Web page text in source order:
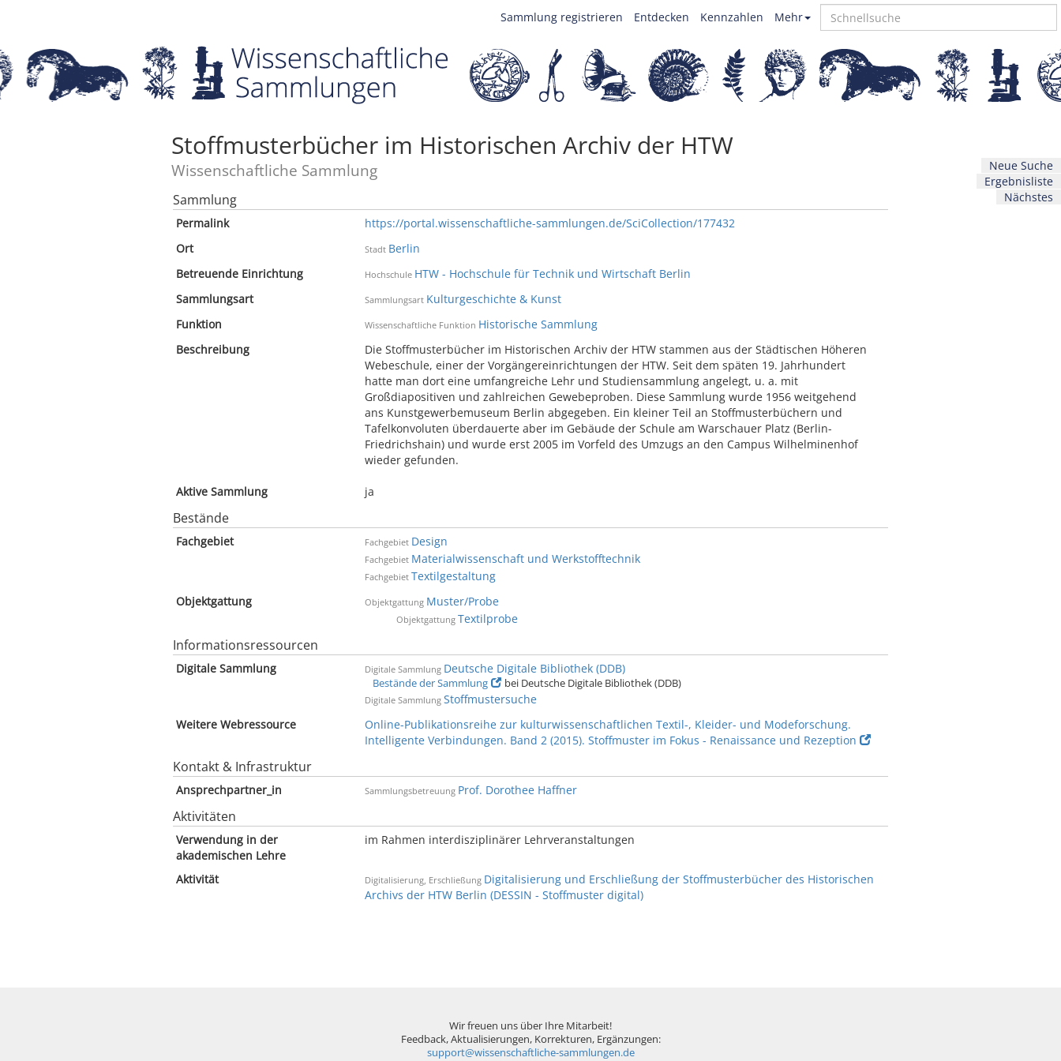
Mehr
Kennzahlen
Entdecken
Sammlung registrieren
Neue Suche
Ergebnisliste
Nächstes
Stoffmusterbücher im Historischen Archiv der HTW
Wissenschaftliche Sammlung
Sammlung
Permalink
https://portal.wissenschaftliche-sammlungen.de/SciCollection/177432
Ort
Stadt Berlin
Betreuende Einrichtung
Hochschule HTW - Hochschule für Technik und Wirtschaft Berlin
Sammlungsart
Sammlungsart Kulturgeschichte & Kunst
Funktion
Wissenschaftliche Funktion Historische Sammlung
Beschreibung
Die Stoffmusterbücher im Historischen Archiv der HTW stammen aus der Städtischen Höheren
Webeschule, einer der Vorgängereinrichtungen der HTW. Seit dem späten 19. Jahrhundert
hatte man dort eine umfangreiche Lehr und Studiensammlung angelegt, u. a. mit
Großdiapositiven und zahlreichen Gewebeproben. Diese Sammlung wurde 1956 weitgehend
ans Kunstgewerbemuseum Berlin abgegeben. Ein kleiner Teil an Stoffmusterbüchern und
Tafelkonvoluten überdauerte aber im Gebäude der Schule am Warschauer Platz (Berlin-
Friedrichshain) und wurde erst 2005 im Vorfeld des Umzugs an den Campus Wilhelminenhof
wieder gefunden.
Aktive Sammlung ja
Bestände
Fachgebiet Fachgebiet Design
Fachgebiet Materialwissenschaft und Werkstofftechnik
Fachgebiet Textilgestaltung
Objektgattung
Objektgattung Muster/Probe
Objektgattung Textilprobe
Informationsressourcen
Digitale Sammlung Digitale Sammlung Deutsche Digitale Bibliothek (DDB)
Bestände der Sammlung bei Deutsche Digitale Bibliothek (DDB)
Digitale Sammlung Stoffmustersuche
Weitere Webressource
Online-Publikationsreihe zur kulturwissenschaftlichen Textil-, Kleider- und Modeforschung.
Intelligente Verbindungen. Band 2 (2015). Stoffmuster im Fokus - Renaissance und Rezeption
Kontakt & Infrastruktur
Ansprechpartner_in Sammlungsbetreuung Prof. Dorothee Haffner
Aktivitäten
Verwendung in der
akademischen Lehre
im Rahmen interdisziplinärer Lehrveranstaltungen
Aktivität Digitalisierung, Erschließung Digitalisierung und Erschließung der Stoffmusterbücher des Historischen
Archivs der HTW Berlin (DESSIN - Stoffmuster digital)
Wir freuen uns über Ihre Mitarbeit!
Feedback, Aktualisierungen, Korrekturen, Ergänzungen:
support@wissenschaftliche-sammlungen.de